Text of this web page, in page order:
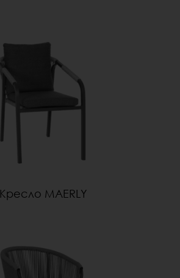
Кресло MAERLY